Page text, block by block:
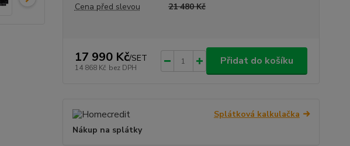
Cena před slevou
21 480 Kč
17 990 Kč/SET
14 868 Kč bez DPH
Přidat do košíku
Splátková kalkulačka
Nákup na splátky